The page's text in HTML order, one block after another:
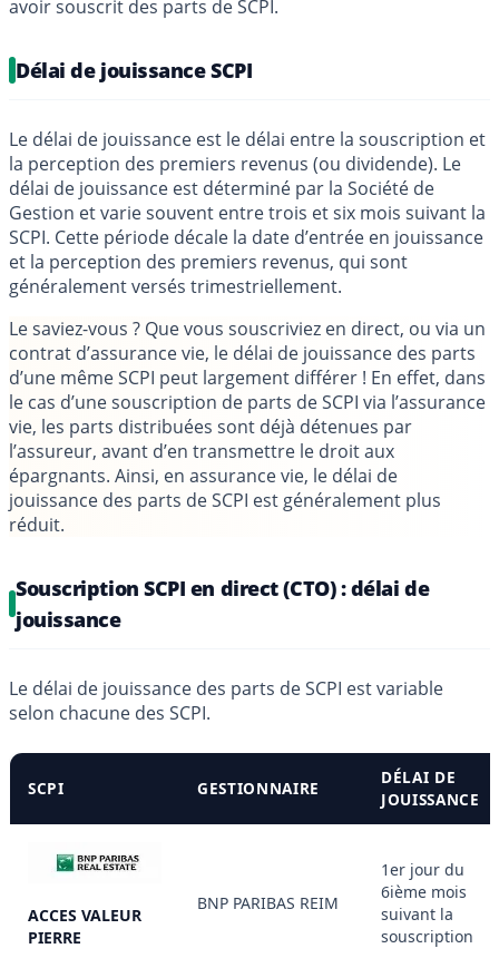
avoir souscrit des parts de SCPI.
Délai de jouissance SCPI
Le délai de jouissance est le délai entre la souscription et
la perception des premiers revenus (ou dividende). Le
délai de jouissance est déterminé par la Société de
Gestion et varie souvent entre trois et six mois suivant la
SCPI. Cette période décale la date d’entrée en jouissance
et la perception des premiers revenus, qui sont
généralement versés trimestriellement.
Le saviez-vous ? Que vous souscriviez en direct, ou via un
contrat d’assurance vie, le délai de jouissance des parts
d’une même SCPI peut largement différer ! En effet, dans
le cas d’une souscription de parts de SCPI via l’assurance
vie, les parts distribuées sont déjà détenues par
l’assureur, avant d’en transmettre le droit aux
épargnants. Ainsi, en assurance vie, le délai de
jouissance des parts de SCPI est généralement plus
réduit.
Souscription SCPI en direct (CTO) : délai de
jouissance
Le délai de jouissance des parts de SCPI est variable
selon chacune des SCPI.
SCPI GESTIONNAIRE
DÉLAI DE
JOUISSANCE
ACCES VALEUR
PIERRE
BNP PARIBAS REIM
1er jour du
6ième mois
suivant la
souscription